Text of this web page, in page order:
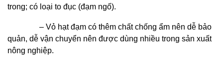
trong; có loại to đục (đạm ngố).
– Vỏ hạt đạm có thêm chất chống ẩm nên dễ bảo
quản, dễ vận chuyển nên được dùng nhiều trong sản xuất
nông nghiệp.